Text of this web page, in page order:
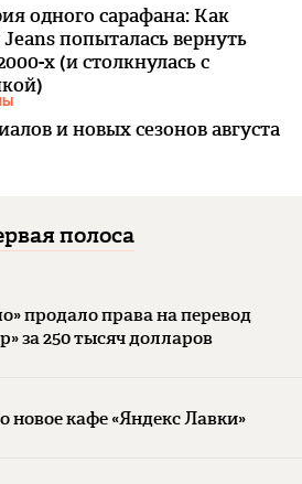
одного сарафана: Как
попыталась вернуть
х (и столкнулась с
и новых сезонов августа
полоса
продало права на перевод
за 250 тысяч долларов
новое кафе «Яндекс Лавки»